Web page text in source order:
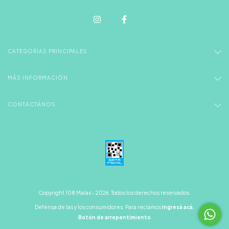
CATEGORÍAS PRINCIPALES
MÁS INFORMACIÓN
CONTACTÁNOS
Copyright 108 Malas - 2026. Todos los derechos reservados.
Defensa de las y los consumidores. Para reclamosingresá acá.
Botón de arrepentimiento